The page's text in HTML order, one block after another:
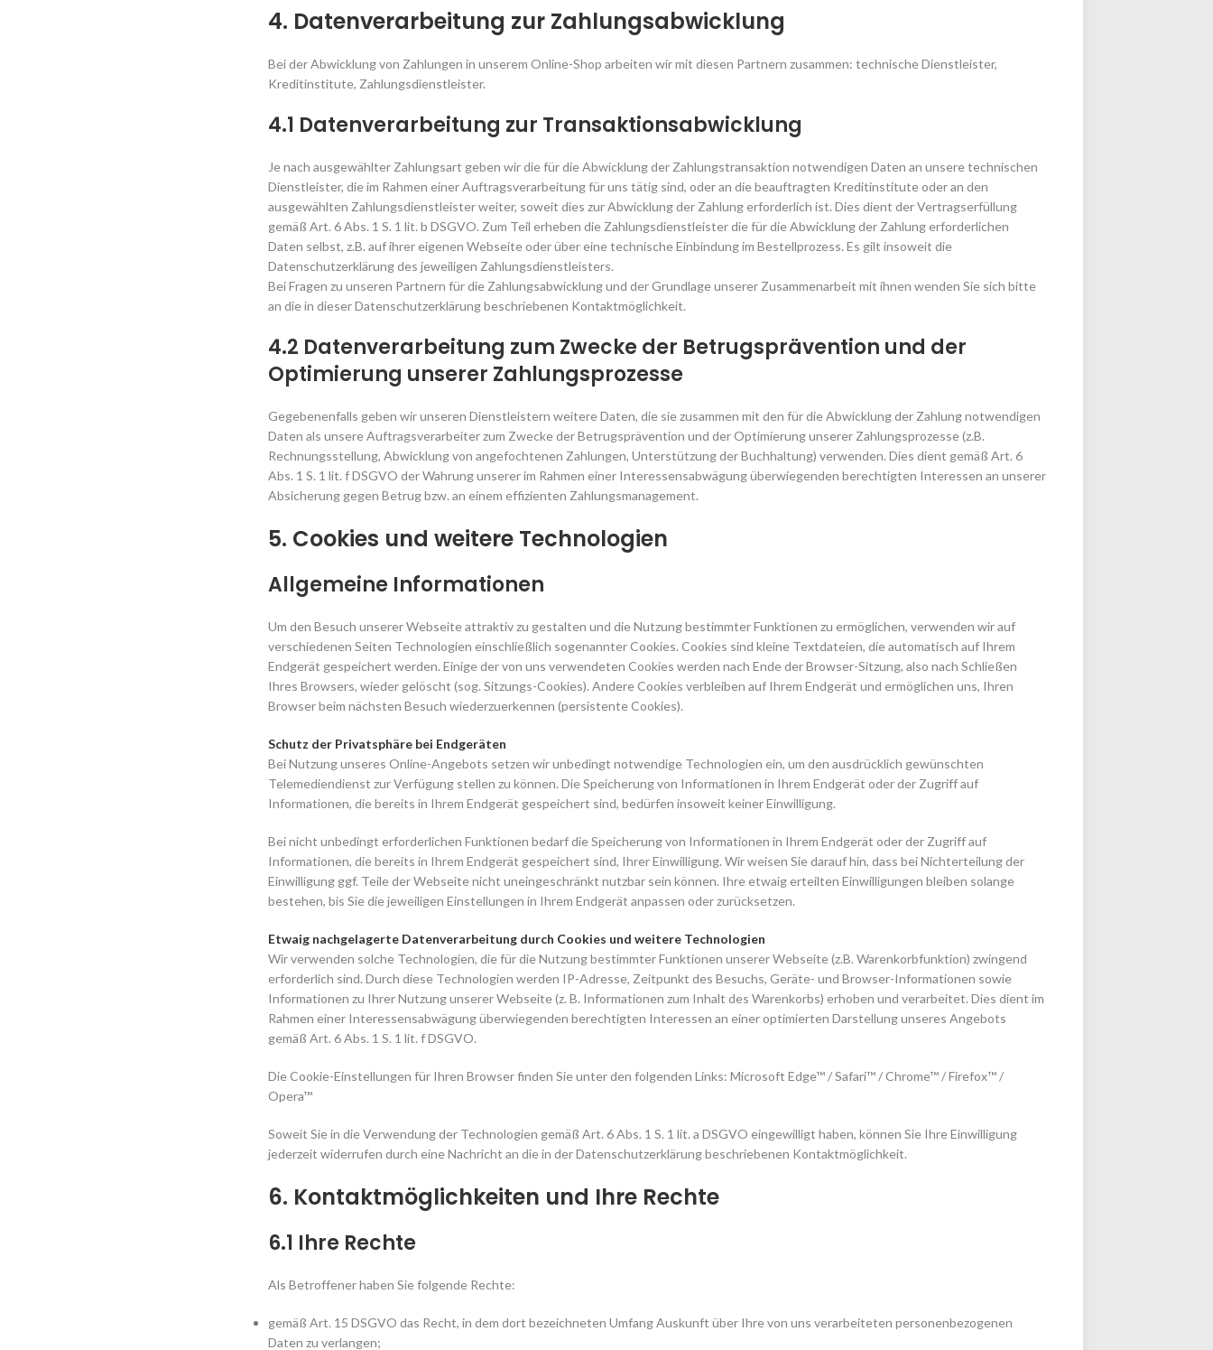
4. Datenverarbeitung zur Zahlungsabwicklung
Bei der Abwicklung von Zahlungen in unserem Online-Shop arbeiten wir mit diesen Partnern zusammen: technische Dienstleister,
Kreditinstitute, Zahlungsdienstleister.
4.1 Datenverarbeitung zur Transaktionsabwicklung
Je nach ausgewählter Zahlungsart geben wir die für die Abwicklung der Zahlungstransaktion notwendigen Daten an unsere technischen
Dienstleister, die im Rahmen einer Auftragsverarbeitung für uns tätig sind, oder an die beauftragten Kreditinstitute oder an den
ausgewählten Zahlungsdienstleister weiter, soweit dies zur Abwicklung der Zahlung erforderlich ist. Dies dient der Vertragserfüllung
gemäß Art. 6 Abs. 1 S. 1 lit. b DSGVO. Zum Teil erheben die Zahlungsdienstleister die für die Abwicklung der Zahlung erforderlichen
Daten selbst, z.B. auf ihrer eigenen Webseite oder über eine technische Einbindung im Bestellprozess. Es gilt insoweit die
Datenschutzerklärung des jeweiligen Zahlungsdienstleisters.
Bei Fragen zu unseren Partnern für die Zahlungsabwicklung und der Grundlage unserer Zusammenarbeit mit ihnen wenden Sie sich bitte
an die in dieser Datenschutzerklärung beschriebenen Kontaktmöglichkeit.
4.2 Datenverarbeitung zum Zwecke der Betrugsprävention und der
Optimierung unserer Zahlungsprozesse
Gegebenenfalls geben wir unseren Dienstleistern weitere Daten, die sie zusammen mit den für die Abwicklung der Zahlung notwendigen
Daten als unsere Auftragsverarbeiter zum Zwecke der Betrugsprävention und der Optimierung unserer Zahlungsprozesse (z.B.
Rechnungsstellung, Abwicklung von angefochtenen Zahlungen, Unterstützung der Buchhaltung) verwenden. Dies dient gemäß Art. 6
Abs. 1 S. 1 lit. f DSGVO der Wahrung unserer im Rahmen einer Interessensabwägung überwiegenden berechtigten Interessen an unserer
Absicherung gegen Betrug bzw. an einem effizienten Zahlungsmanagement.
5. Cookies und weitere Technologien
Allgemeine Informationen
Um den Besuch unserer Webseite attraktiv zu gestalten und die Nutzung bestimmter Funktionen zu ermöglichen, verwenden wir auf
verschiedenen Seiten Technologien einschließlich sogenannter Cookies. Cookies sind kleine Textdateien, die automatisch auf Ihrem
Endgerät gespeichert werden. Einige der von uns verwendeten Cookies werden nach Ende der Browser-Sitzung, also nach Schließen
Ihres Browsers, wieder gelöscht (sog. Sitzungs-Cookies). Andere Cookies verbleiben auf Ihrem Endgerät und ermöglichen uns, Ihren
Browser beim nächsten Besuch wiederzuerkennen (persistente Cookies).
Schutz der Privatsphäre bei Endgeräten
Bei Nutzung unseres Online-Angebots setzen wir unbedingt notwendige Technologien ein, um den ausdrücklich gewünschten
Telemediendienst zur Verfügung stellen zu können. Die Speicherung von Informationen in Ihrem Endgerät oder der Zugriff auf
Informationen, die bereits in Ihrem Endgerät gespeichert sind, bedürfen insoweit keiner Einwilligung.
Bei nicht unbedingt erforderlichen Funktionen bedarf die Speicherung von Informationen in Ihrem Endgerät oder der Zugriff auf
Informationen, die bereits in Ihrem Endgerät gespeichert sind, Ihrer Einwilligung. Wir weisen Sie darauf hin, dass bei Nichterteilung der
Einwilligung ggf. Teile der Webseite nicht uneingeschränkt nutzbar sein können. Ihre etwaig erteilten Einwilligungen bleiben solange
bestehen, bis Sie die jeweiligen Einstellungen in Ihrem Endgerät anpassen oder zurücksetzen.
Etwaig nachgelagerte Datenverarbeitung durch Cookies und weitere Technologien
Wir verwenden solche Technologien, die für die Nutzung bestimmter Funktionen unserer Webseite (z.B. Warenkorbfunktion) zwingend
erforderlich sind. Durch diese Technologien werden IP-Adresse, Zeitpunkt des Besuchs, Geräte- und Browser-Informationen sowie
Informationen zu Ihrer Nutzung unserer Webseite (z. B. Informationen zum Inhalt des Warenkorbs) erhoben und verarbeitet. Dies dient im
Rahmen einer Interessensabwägung überwiegenden berechtigten Interessen an einer optimierten Darstellung unseres Angebots
gemäß Art. 6 Abs. 1 S. 1 lit. f DSGVO.
Die Cookie-Einstellungen für Ihren Browser finden Sie unter den folgenden Links:Microsoft Edge™/Safari™/Chrome™/Firefox™/
Opera™
Soweit Sie in die Verwendung der Technologien gemäß Art. 6 Abs. 1 S. 1 lit. a DSGVO eingewilligt haben, können Sie Ihre Einwilligung
jederzeit widerrufen durch eine Nachricht an die in der Datenschutzerklärung beschriebenen Kontaktmöglichkeit.
6. Kontaktmöglichkeiten und Ihre Rechte
6.1 Ihre Rechte
Als Betroffener haben Sie folgende Rechte:
gemäß Art. 15 DSGVO das Recht, in dem dort bezeichneten Umfang Auskunft über Ihre von uns verarbeiteten personenbezogenen
Daten zu verlangen;